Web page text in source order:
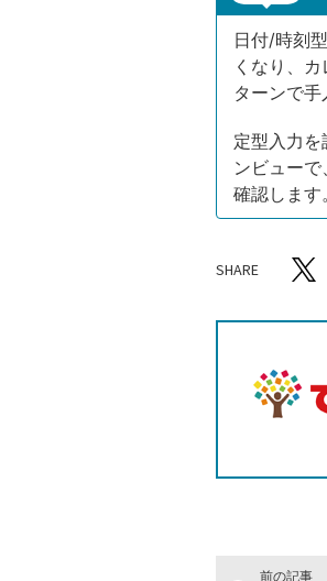
日付/時刻
くなり、
ターンで
定型入力
ンビュー
確認します
SHARE
記事を X
前の記事